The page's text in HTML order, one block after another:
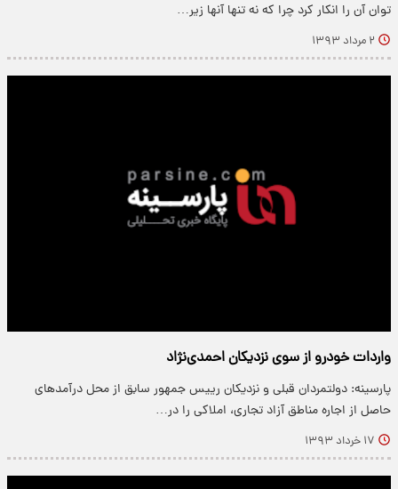
توان آن را انکار کرد چرا که نه تنها آنها زیر…
۲ مرداد ۱۳۹۳
واردات خودرو از سوی نزدیکان احمدی‌نژاد
پارسینه: دولتمردان قبلی و نزدیکان رییس جمهور سابق از محل درآمدهای
حاصل از اجاره مناطق آزاد تجاری، املاکی را در…
۱۷ خرداد ۱۳۹۳